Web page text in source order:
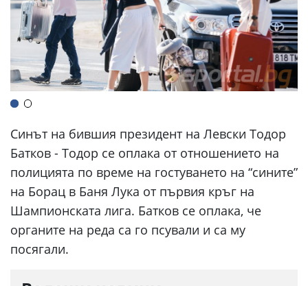
Синът на бившия президент на Левски Тодор
Батков - Тодор се оплака от отношението на
полицията по време на гостуването на “сините”
на Борац в Баня Лука от първия кръг на
Шампионската лига. Батков се оплака, че
органите на реда са го псували и са му
посягали.